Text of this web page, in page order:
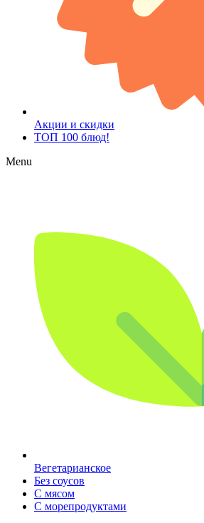
Акции и скидки
ТОП 100 блюд!
Menu
Вегетарианское
Без соусов
С мясом
С морепродуктами